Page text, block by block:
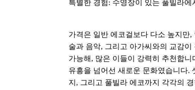
특별한 경험: 수영장이 있는 풀빌라
가격은 일반 에코걸보다 다소 높지만,
술과 음악, 그리고 아가씨와의 교감
가능해 , 많은 이들이 강력히 추천합니
유흥을 넘어선 새로운 문화였습니다.
지 , 그리고 풀빌라 에코까지 각각의